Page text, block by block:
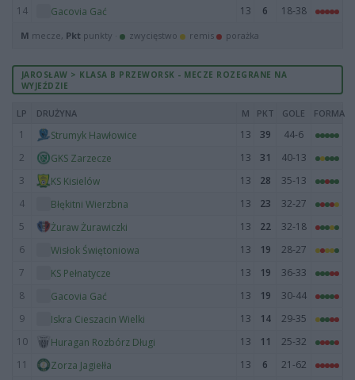
14 Gacovia Gać 13 6 18-38
M mecze, Pkt punkty · zwycięstwo remis porażka
JAROSŁAW > KLASA B PRZEWORSK - MECZE ROZEGRANE NA
WYJEŹDZIE
LP DRUŻYNA M PKT GOLE FORMA
1 Strumyk Hawłowice 13 39
44-6
2
GKS Zarzecze 13 31
40-13
3
KS Kisielów 13 28
35-13
4
Błękitni Wierzbna 13 23
32-27
5
Żuraw Żurawiczki 13 22
32-18
6
Wisłok Świętoniowa 13 19
28-27
7
KS Pełnatycze 13 19
36-33
8
Gacovia Gać 13 19
30-44
9
Iskra Cieszacin Wielki 13 14
29-35
10
Huragan Rozbórz Długi 13 11
25-32
11
Zorza Jagiełła 13 6
21-62